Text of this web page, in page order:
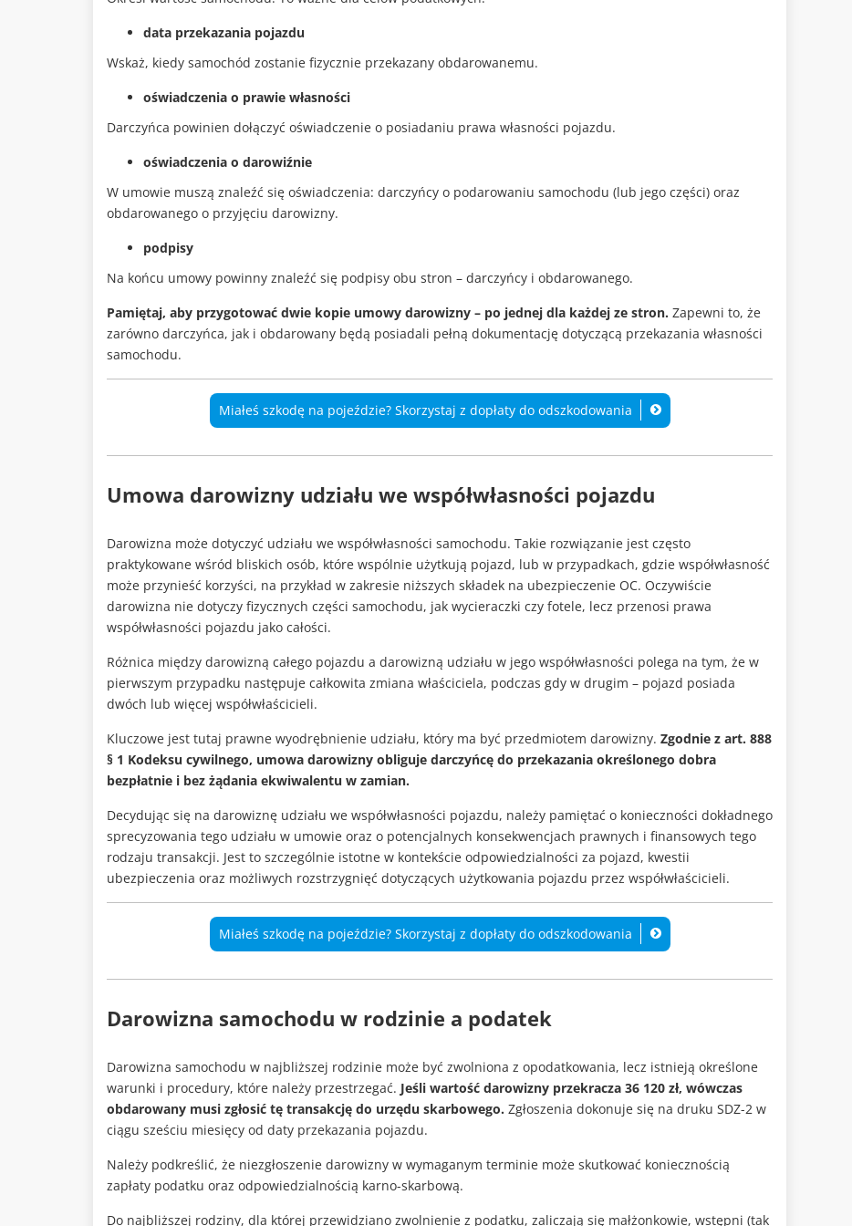
data przekazania pojazdu
Wskaż, kiedy samochód zostanie fizycznie przekazany obdarowanemu.
oświadczenia o prawie własności
Darczyńca powinien dołączyć oświadczenie o posiadaniu prawa własności pojazdu.
oświadczenia o darowiźnie
W umowie muszą znaleźć się oświadczenia: darczyńcy o podarowaniu samochodu (lub jego części) oraz
obdarowanego o przyjęciu darowizny.
podpisy
Na końcu umowy powinny znaleźć się podpisy obu stron – darczyńcy i obdarowanego.
Pamiętaj, aby przygotować dwie kopie umowy darowizny – po jednej dla każdej ze stron. Zapewni to, że
zarówno darczyńca, jak i obdarowany będą posiadali pełną dokumentację dotyczącą przekazania własności
samochodu.
Miałeś szkodę na pojeździe? Skorzystaj z dopłaty do odszkodowania
Umowa darowizny udziału we współwłasności pojazdu
Darowizna może dotyczyć udziału we współwłasności samochodu. Takie rozwiązanie jest często
praktykowane wśród bliskich osób, które wspólnie użytkują pojazd, lub w przypadkach, gdzie współwłasność
może przynieść korzyści, na przykład w zakresie niższych składek na ubezpieczenie OC. Oczywiście
darowizna nie dotyczy fizycznych części samochodu, jak wycieraczki czy fotele, lecz przenosi prawa
współwłasności pojazdu jako całości.
Różnica między darowizną całego pojazdu a darowizną udziału w jego współwłasności polega na tym, że w
pierwszym przypadku następuje całkowita zmiana właściciela, podczas gdy w drugim – pojazd posiada
dwóch lub więcej współwłaścicieli.
Kluczowe jest tutaj prawne wyodrębnienie udziału, który ma być przedmiotem darowizny. Zgodnie z art. 888
§ 1 Kodeksu cywilnego, umowa darowizny obliguje darczyńcę do przekazania określonego dobra
bezpłatnie i bez żądania ekwiwalentu w zamian.
Decydując się na darowiznę udziału we współwłasności pojazdu, należy pamiętać o konieczności dokładnego
sprecyzowania tego udziału w umowie oraz o potencjalnych konsekwencjach prawnych i finansowych tego
rodzaju transakcji. Jest to szczególnie istotne w kontekście odpowiedzialności za pojazd, kwestii
ubezpieczenia oraz możliwych rozstrzygnięć dotyczących użytkowania pojazdu przez współwłaścicieli.
Miałeś szkodę na pojeździe? Skorzystaj z dopłaty do odszkodowania
Darowizna samochodu w rodzinie a podatek
Darowizna samochodu w najbliższej rodzinie może być zwolniona z opodatkowania, lecz istnieją określone
warunki i procedury, które należy przestrzegać. Jeśli wartość darowizny przekracza 36 120 zł, wówczas
obdarowany musi zgłosić tę transakcję do urzędu skarbowego. Zgłoszenia dokonuje się na druku SDZ-2 w
ciągu sześciu miesięcy od daty przekazania pojazdu.
Należy podkreślić, że niezgłoszenie darowizny w wymaganym terminie może skutkować koniecznością
zapłaty podatku oraz odpowiedzialnością karno-skarbową.
Do najbliższej rodziny, dla której przewidziano zwolnienie z podatku, zaliczają się małżonkowie, wstępni (tak